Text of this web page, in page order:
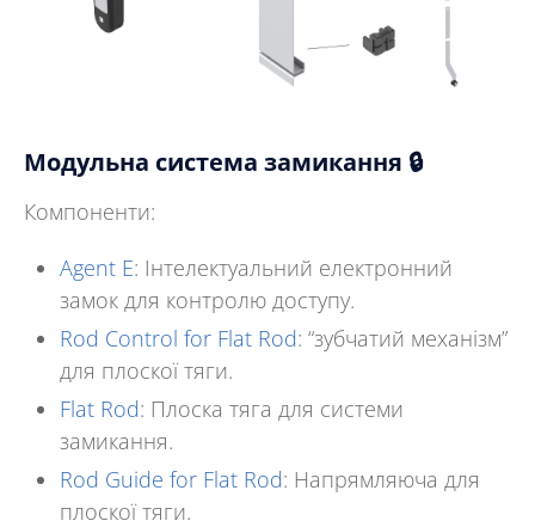
Модульна система замикання 🔒
Компоненти:
Agent E: Інтелектуальний електронний
замок для контролю доступу.
Rod Control for Flat Rod: “зубчатий механізм”
для плоскої тяги.
Flat Rod: Плоска тяга для системи
замикання.
Rod Guide for Flat Rod: Напрямляюча для
плоскої тяги.